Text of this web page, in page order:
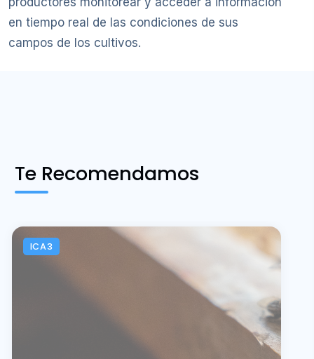
en tiempo real de las condiciones de sus
campos de los cultivos.
Te Recomendamos
ICA3